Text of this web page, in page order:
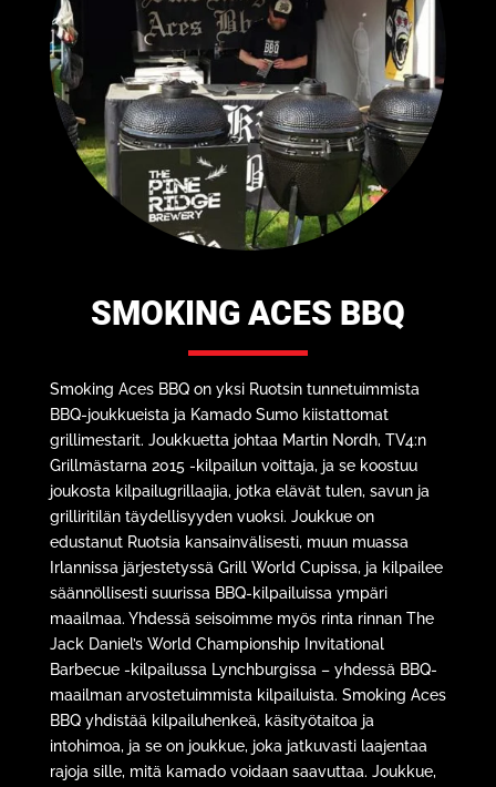
SMOKING ACES BBQ
Smoking Aces BBQ on yksi Ruotsin tunnetuimmista
BBQ-joukkueista ja Kamado Sumo kiistattomat
grillimestarit. Joukkuetta johtaa Martin Nordh, TV4:n
Grillmästarna 2015 -kilpailun voittaja, ja se koostuu
joukosta kilpailugrillaajia, jotka elävät tulen, savun ja
grilliritilän täydellisyyden vuoksi. Joukkue on
edustanut Ruotsia kansainvälisesti, muun muassa
Irlannissa järjestetyssä Grill World Cupissa, ja kilpailee
säännöllisesti suurissa BBQ-kilpailuissa ympäri
maailmaa. Yhdessä seisoimme myös rinta rinnan The
Jack Daniel’s World Championship Invitational
Barbecue -kilpailussa Lynchburgissa – yhdessä BBQ-
maailman arvostetuimmista kilpailuista. Smoking Aces
BBQ yhdistää kilpailuhenkeä, käsityötaitoa ja
intohimoa, ja se on joukkue, joka jatkuvasti laajentaa
rajoja sille, mitä kamado voidaan saavuttaa. Joukkue,